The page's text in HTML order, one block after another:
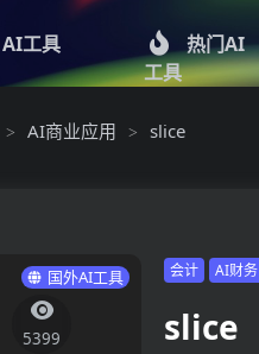
AI工具
热门AI
工具
> AI商业应用 > slice
国外AI工具
5399
会计 AI财务
slice